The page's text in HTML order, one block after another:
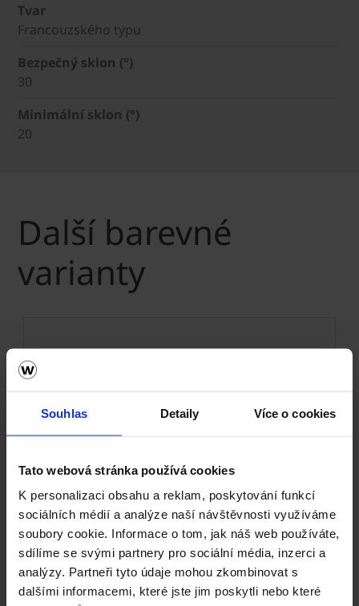
Souhlas Detaily Více o cookies
Tato webová stránka používá cookies
K personalizaci obsahu a reklam, poskytování funkcí
sociálních médií a analýze naší návštěvnosti využíváme
soubory cookie. Informace o tom, jak náš web používáte,
sdílíme se svými partnery pro sociální média, inzerci a
analýzy. Partneři tyto údaje mohou zkombinovat s
dalšími informacemi, které jste jim poskytli nebo které
Tvar
Francouzského typu
Bezpečný sklon (°)
30
Minimální sklon (°)
20
Další barevné
varianty
Next